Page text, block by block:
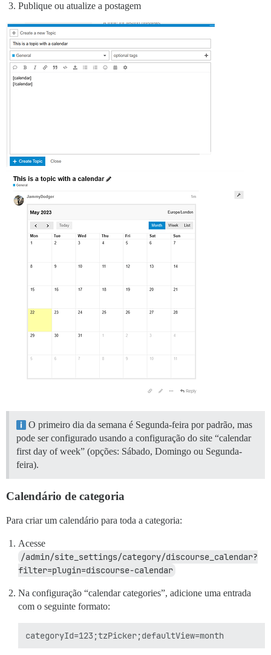
Publique ou atualize a postagem
O primeiro dia da semana é Segunda-feira por padrão, mas
pode ser configurado usando a configuração do site “calendar
first day of week” (opções: Sábado, Domingo ou Segunda-
feira).
Calendário de categoria
Para criar um calendário para toda a categoria:
Acesse
/admin/site_settings/category/discourse_calendar?
filter=plugin=discourse-calendar
Na configuração “calendar categories”, adicione uma entrada
com o seguinte formato: